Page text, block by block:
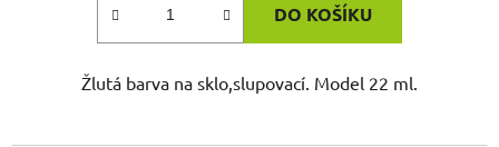
DO KOŠÍKU
Žlutá barva na sklo,slupovací. Model 22 ml.